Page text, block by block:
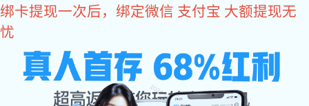
焦点娱乐
茅台酒瓶盖加工厂家
锌合金加工 锌合金瓶盖 锌合金瓶扣